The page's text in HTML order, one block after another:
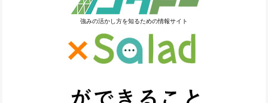
強みの活かし方を知るための情報サイト